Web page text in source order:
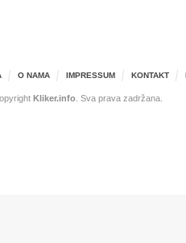
O NAMA IMPRESSUM KONTAKT
Kliker.info. Sva prava zadržana.